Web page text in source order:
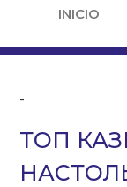
INICIO
-
ТОП